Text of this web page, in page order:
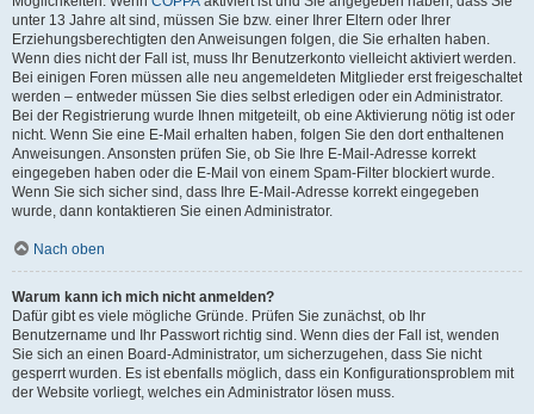
unter 13 Jahre alt sind, müssen Sie bzw. einer Ihrer Eltern oder Ihrer
Erziehungsberechtigten den Anweisungen folgen, die Sie erhalten haben.
Wenn dies nicht der Fall ist, muss Ihr Benutzerkonto vielleicht aktiviert werden.
Bei einigen Foren müssen alle neu angemeldeten Mitglieder erst freigeschaltet
werden – entweder müssen Sie dies selbst erledigen oder ein Administrator.
Bei der Registrierung wurde Ihnen mitgeteilt, ob eine Aktivierung nötig ist oder
nicht. Wenn Sie eine E-Mail erhalten haben, folgen Sie den dort enthaltenen
Anweisungen. Ansonsten prüfen Sie, ob Sie Ihre E-Mail-Adresse korrekt
eingegeben haben oder die E-Mail von einem Spam-Filter blockiert wurde.
Wenn Sie sich sicher sind, dass Ihre E-Mail-Adresse korrekt eingegeben
wurde, dann kontaktieren Sie einen Administrator.
Nach oben
Warum kann ich mich nicht anmelden?
Dafür gibt es viele mögliche Gründe. Prüfen Sie zunächst, ob Ihr
Benutzername und Ihr Passwort richtig sind. Wenn dies der Fall ist, wenden
Sie sich an einen Board-Administrator, um sicherzugehen, dass Sie nicht
gesperrt wurden. Es ist ebenfalls möglich, dass ein Konfigurationsproblem mit
der Website vorliegt, welches ein Administrator lösen muss.